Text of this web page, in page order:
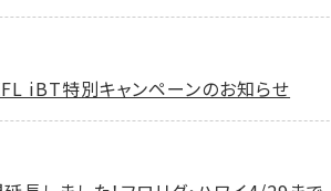
iBT特別キャンペーンのお知らせ